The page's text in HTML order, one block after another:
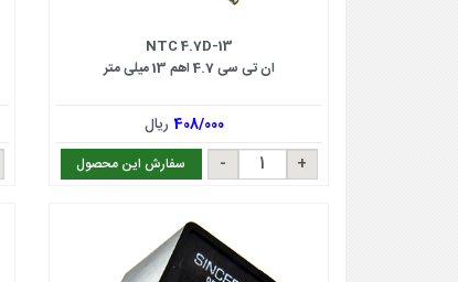
NTC 4.7D-13
ان تی سی 4.7 اهم 13 میلی متر
408/000ریال
سفارش این محصول